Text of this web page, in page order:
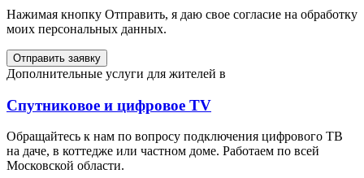
Нажимая кнопку Отправить, я даю свое согласие на обработку
моих персональных данных.
Отправить заявку
Дополнительные услуги для жителей в
Спутниковое и цифровое TV
Обращайтесь к нам по вопросу подключения цифрового ТВ
на даче, в коттедже или частном доме. Работаем по всей
Московской области.